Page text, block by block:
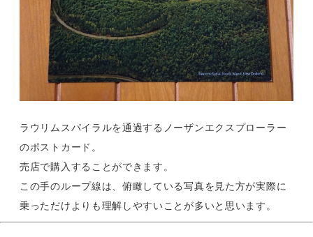
ラウリムスパイラルを通過するノーザンエクスプローラー
のポストカード。
売店で購入することができます。
この手のループ線は、俯瞰している写真を見た方が実際に
乗っただけよりも理解しやすいことが多いと思います。